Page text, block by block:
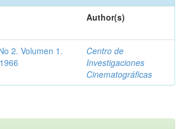
Author(s)
2. Volumen 1.
Centro de
Investigaciones
Cinematográficas